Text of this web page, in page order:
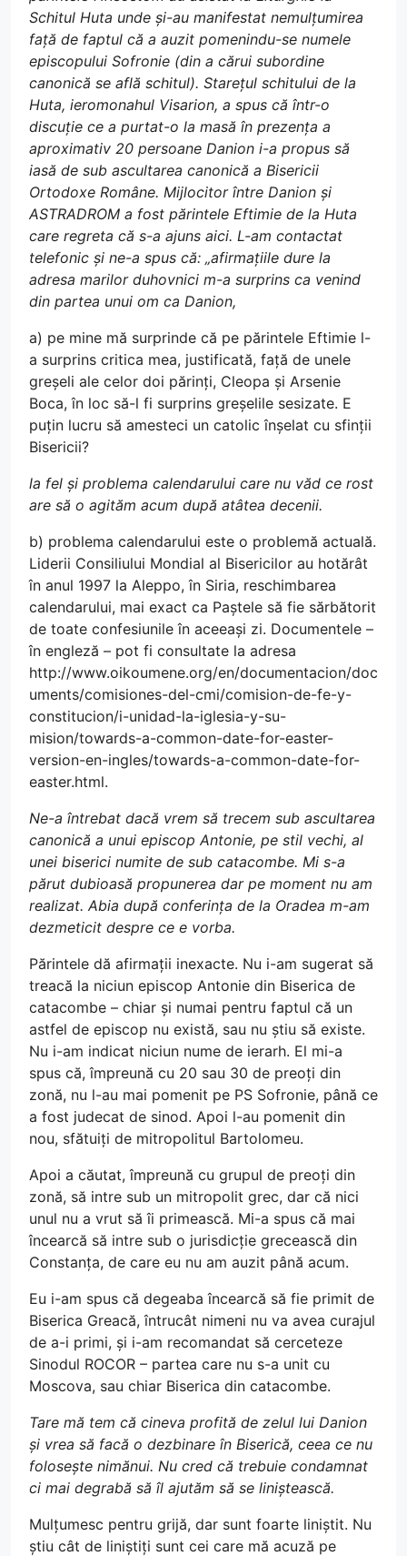
Schitul Huta unde și-au manifestat nemulțumirea
față de faptul că a auzit pomenindu-se numele
episcopului Sofronie (din a cărui subordine
canonică se află schitul). Starețul schitului de la
Huta, ieromonahul Visarion, a spus că într-o
discuție ce a purtat-o la masă în prezența a
aproximativ 20 persoane Danion i-a propus să
iasă de sub ascultarea canonică a Bisericii
Ortodoxe Române. Mijlocitor între Danion și
ASTRADROM a fost părintele Eftimie de la Huta
care regreta că s-a ajuns aici. L-am contactat
telefonic și ne-a spus că: „afirmațiile dure la
adresa marilor duhovnici m-a surprins ca venind
din partea unui om ca Danion,
a) pe mine mă surprinde că pe părintele Eftimie l-
a surprins critica mea, justificată, față de unele
greșeli ale celor doi părinți, Cleopa și Arsenie
Boca, în loc să-l fi surprins greșelile sesizate. E
puțin lucru să amesteci un catolic înșelat cu sfinții
Bisericii?
la fel și problema calendarului care nu văd ce rost
are să o agităm acum după atâtea decenii.
b) problema calendarului este o problemă actuală.
Liderii Consiliului Mondial al Bisericilor au hotărât
în anul 1997 la Aleppo, în Siria, reschimbarea
calendarului, mai exact ca Paștele să fie sărbătorit
de toate confesiunile în aceeași zi. Documentele –
în engleză – pot fi consultate la adresa
http://www.oikoumene.org/en/documentacion/doc
uments/comisiones-del-cmi/comision-de-fe-y-
constitucion/i-unidad-la-iglesia-y-su-
mision/towards-a-common-date-for-easter-
version-en-ingles/towards-a-common-date-for-
easter.html.
Ne-a întrebat dacă vrem să trecem sub ascultarea
canonică a unui episcop Antonie, pe stil vechi, al
unei biserici numite de sub catacombe. Mi s-a
părut dubioasă propunerea dar pe moment nu am
realizat. Abia după conferința de la Oradea m-am
dezmeticit despre ce e vorba.
Părintele dă afirmații inexacte. Nu i-am sugerat să
treacă la niciun episcop Antonie din Biserica de
catacombe – chiar și numai pentru faptul că un
astfel de episcop nu există, sau nu știu să existe.
Nu i-am indicat niciun nume de ierarh. El mi-a
spus că, împreună cu 20 sau 30 de preoți din
zonă, nu l-au mai pomenit pe PS Sofronie, până ce
a fost judecat de sinod. Apoi l-au pomenit din
nou, sfătuiți de mitropolitul Bartolomeu.
Apoi a căutat, împreună cu grupul de preoți din
zonă, să intre sub un mitropolit grec, dar că nici
unul nu a vrut să îi primească. Mi-a spus că mai
încearcă să intre sub o jurisdicție grecească din
Constanța, de care eu nu am auzit până acum.
Eu i-am spus că degeaba încearcă să fie primit de
Biserica Greacă, întrucât nimeni nu va avea curajul
de a-i primi, și i-am recomandat să cerceteze
Sinodul ROCOR – partea care nu s-a unit cu
Moscova, sau chiar Biserica din catacombe.
Tare mă tem că cineva profită de zelul lui Danion
și vrea să facă o dezbinare în Biserică, ceea ce nu
folosește nimănui. Nu cred că trebuie condamnat
ci mai degrabă să îl ajutăm să se liniștească.
Mulțumesc pentru grijă, dar sunt foarte liniștit. Nu
știu cât de liniștiți sunt cei care mă acuză pe